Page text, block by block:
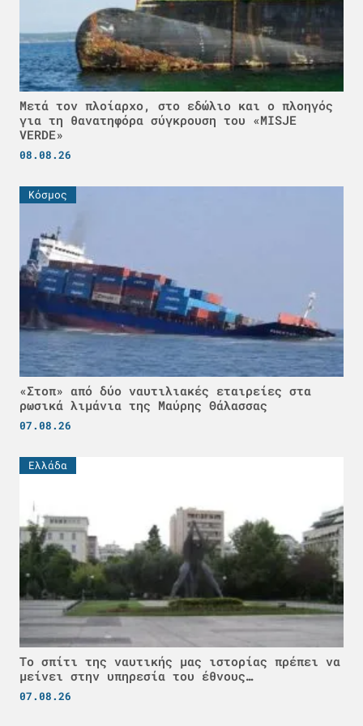
Μετά τον πλοίαρχο, στο εδώλιο και ο πλοηγός
για τη θανατηφόρα σύγκρουση του «MISJE
VERDE»
08.08.26
Κόσμος
«Στοπ» από δύο ναυτιλιακές εταιρείες στα
ρωσικά λιμάνια της Μαύρης Θάλασσας
07.08.26
Ελλάδα
Το σπίτι της ναυτικής μας ιστορίας πρέπει να
μείνει στην υπηρεσία του έθνους…
07.08.26